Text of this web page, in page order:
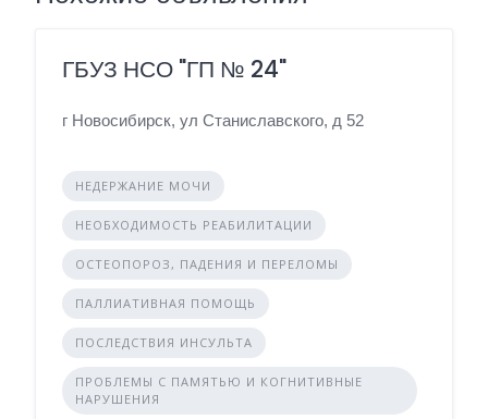
ГБУЗ НСО "ГП № 24"
г Новосибирск, ул Станиславского, д 52
НЕДЕРЖАНИЕ МОЧИ
НЕОБХОДИМОСТЬ РЕАБИЛИТАЦИИ
ОСТЕОПОРОЗ, ПАДЕНИЯ И ПЕРЕЛОМЫ
ПАЛЛИАТИВНАЯ ПОМОЩЬ
ПОСЛЕДСТВИЯ ИНСУЛЬТА
ПРОБЛЕМЫ С ПАМЯТЬЮ И КОГНИТИВНЫЕ
НАРУШЕНИЯ